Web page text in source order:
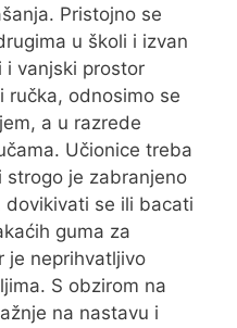
Pristojno se
u školi i izvan
i vanjski prostor
ručka, odnosimo se
a u razrede
Učionice treba
strogo je zabranjeno
dovikivati se ili bacati
guma za
je neprihvatljivo
S obzirom na
na nastavu i